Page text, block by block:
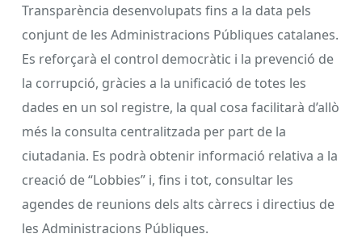
Transparència desenvolupats fins a la data pels
conjunt de les Administracions Públiques catalanes.
Es reforçarà el control democràtic i la prevenció de
la corrupció, gràcies a la unificació de totes les
dades en un sol registre, la qual cosa facilitarà d’allò
més la consulta centralitzada per part de la
ciutadania. Es podrà obtenir informació relativa a la
creació de “Lobbies” i, fins i tot, consultar les
agendes de reunions dels alts càrrecs i directius de
les Administracions Públiques.